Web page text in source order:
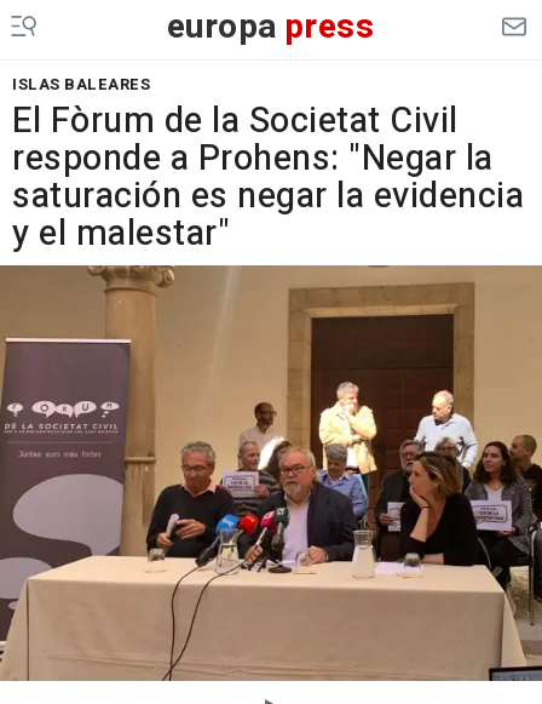
europa press
ISLAS BALEARES
El Fòrum de la Societat Civil
responde a Prohens: "Negar la
saturación es negar la evidencia
y el malestar"